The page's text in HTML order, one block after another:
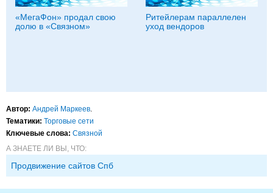
«МегаФон» продал свою
долю в «Связном»
Ритейлерам параллелен
уход вендоров
Автор: Андрей Маркеев
Тематики: Торговые сети
Ключевые слова: Связной
А ЗНАЕТЕ ЛИ ВЫ, ЧТО:
Продвижение сайтов Спб